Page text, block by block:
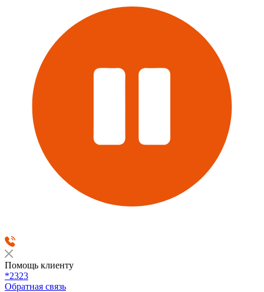
Помощь клиенту
*2323
Обратная связь